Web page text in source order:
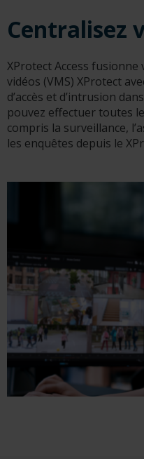
Centralisez
XProtect Access
vidéos (VMS) XProtect
d’accès et d’intrusion
pouvez effectuer toutes
compris la surveillance,
les enquêtes depuis le